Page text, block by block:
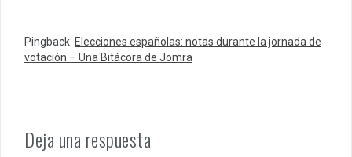
Pingback: Elecciones españolas: notas durante la jornada de
votación – Una Bitácora de Jomra
Deja una respuesta